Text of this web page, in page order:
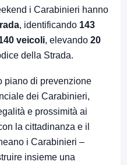
i Carabinieri hanno
, identificando 143
veicoli, elevando 20
della Strada.
piano di prevenzione
dei Carabinieri,
e prossimità ai
la cittadinanza e il
i Carabinieri –
insieme una